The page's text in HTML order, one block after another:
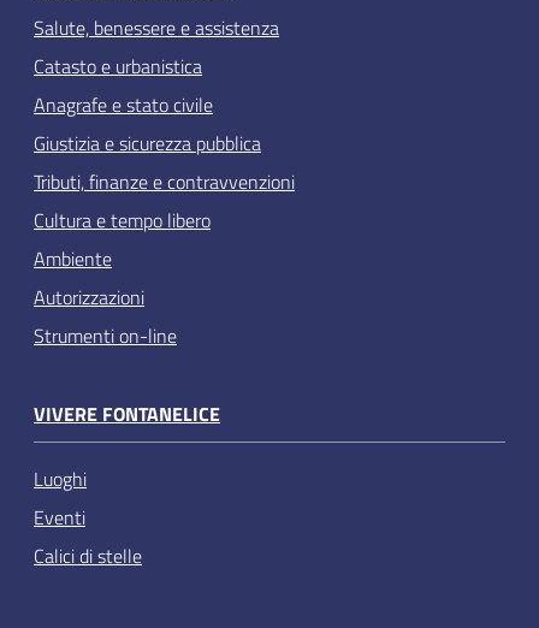
Salute, benessere e assistenza
Catasto e urbanistica
Anagrafe e stato civile
Giustizia e sicurezza pubblica
Tributi, finanze e contravvenzioni
Cultura e tempo libero
Ambiente
Autorizzazioni
Strumenti on-line
VIVERE FONTANELICE
Luoghi
Eventi
Calici di stelle